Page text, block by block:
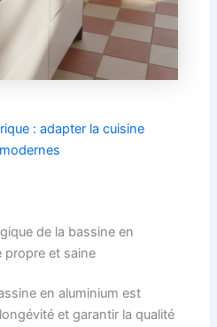
: adapter la cuisine
de la bassine en
propre et saine
en aluminium est
et garantir la qualité